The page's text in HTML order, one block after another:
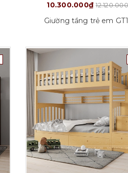
10.300.000₫
Giường tầng trẻ em